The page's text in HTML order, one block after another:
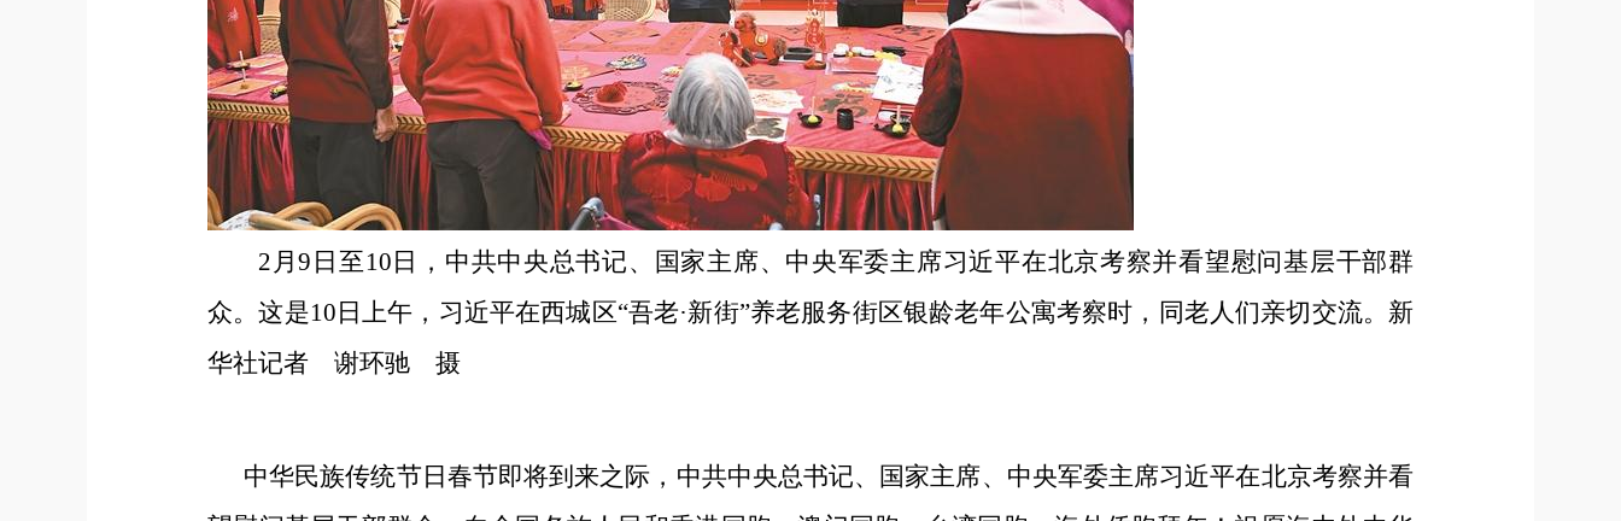
2月9日至10日，中共中央总书记、国家主席、中央军委主席习近平在北京考察并看望慰问基层干部群
众。这是10日上午，习近平在西城区“吾老·新街”养老服务街区银龄老年公寓考察时，同老人们亲切交流。新
华社记者 谢环驰 摄
中华民族传统节日春节即将到来之际，中共中央总书记、国家主席、中央军委主席习近平在北京考察并看